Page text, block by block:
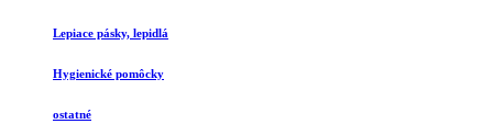
Lepiace pásky, lepidlá
Hygienické pomôcky
ostatné